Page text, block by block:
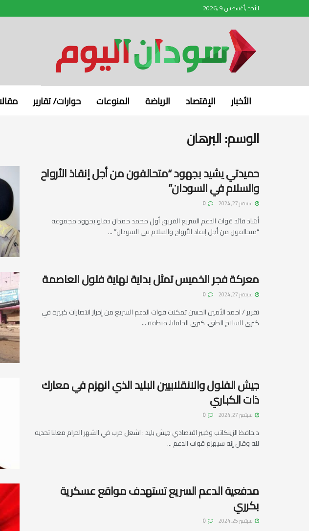
الأحد ,أغسطس 9 ,2026
الأخبار الإقتصاد الرياضة المنوعات حوارات/ تقارير
الوسم:البرهان
حميدتي يشيد بجهود “متحالفون من أجل إنقاذ الأرواح
والسلام في السودان”
سبتمبر 27, 2024
أشاد قائد قوات الدعم السريع الفريق أول محمد حمدان دقلو بجهود مجموعة
“متحالفون من أجل إنقاذ الأرواح والسلام في السودان” ...
معركة فجر الخميس تمثل بداية نهاية فلول العاصمة
سبتمبر 27, 2024
تقرير / احمد الأمين الحسن تمكنت قوات الدعم السريع من إحراز انتصارات كبيرة في
كبري السلاح الطبي، كبري الحلفايا، منطقة ...
جيش الفلول والانقلابيين البليد الذي انهزم في معارك
ذات الكباري
سبتمبر 27, 2024
د.حافظ الزينكاتب وخبير اقتصادي جيش بليد : اشعل حرب في الشهر الحرام معلنا تحديه
لله وقال إنه سيهزم قوات الدعم ...
مدفعية الدعم السريع تستهدف مواقع عسكرية
بكرري
سبتمبر 25, 2024